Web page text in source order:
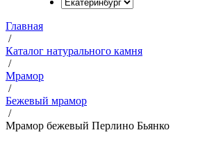
Главная
/
Каталог натурального камня
/
Мрамор
/
Бежевый мрамор
/
Мрамор бежевый Перлино Бьянко